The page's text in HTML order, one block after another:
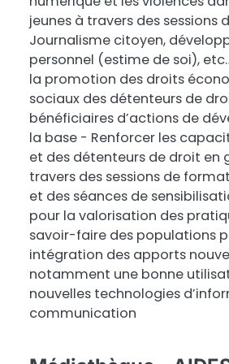
jeunes à travers des sessions
Journalisme citoyen,
personnel (estime de soi),
la promotion des droits
sociaux des détenteurs de
bénéficiaires d’actions de
la base - Renforcer les
et des détenteurs de droit en
travers des sessions de
et des séances de
pour la valorisation des
savoir-faire des populations
intégration des apports
notamment une bonne
nouvelles technologies
communication